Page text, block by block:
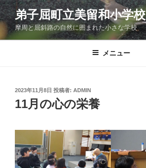
コ
ン
ン
弟子屈町立美留和小学校
摩周と屈斜路の自然に囲まれた小さな学校
メニュー
投
稿
日:
2023年11月8日 投稿者: ADMIN
11月の心の栄養